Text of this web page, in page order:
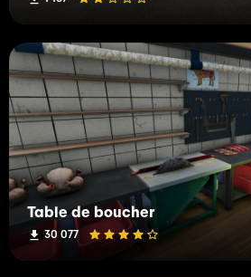
Table de boucher
30 077